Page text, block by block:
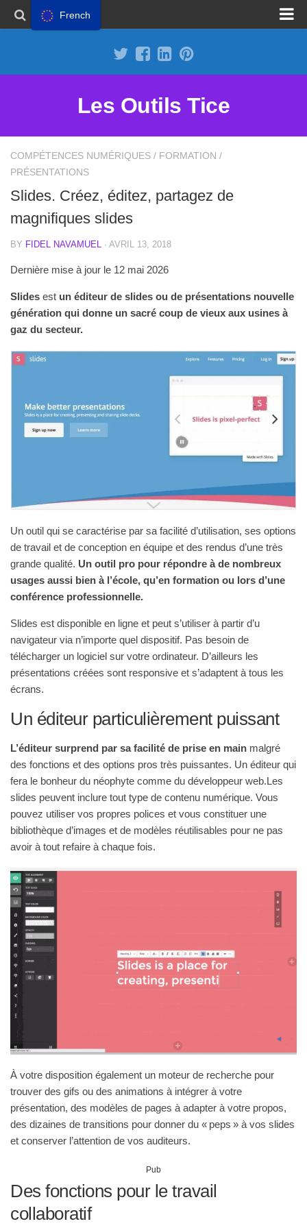
Les Outils Tice
COMPÉTENCES NUMÉRIQUES / FORMATION /
PRÉSENTATIONS
Slides. Créez, éditez, partagez de
magnifiques slides
BY FIDEL NAVAMUEL · AVRIL 13, 2018
Dernière mise à jour le 12 mai 2026
Slides est un éditeur de slides ou de présentations nouvelle
génération qui donne un sacré coup de vieux aux usines à
gaz du secteur.
Un outil qui se caractérise par sa facilité d’utilisation, ses options
de travail et de conception en équipe et des rendus d’une très
grande qualité. Un outil pro pour répondre à de nombreux
usages aussi bien à l’école, qu’en formation ou lors d’une
conférence professionnelle.
Slides est disponible en ligne et peut s’utiliser à partir d’u
navigateur via n’importe quel dispositif. Pas besoin de
télécharger un logiciel sur votre ordinateur. D’ailleurs les
présentations créées sont responsive et s’adaptent à tous les
écrans.
Un éditeur particulièrement puissant
L’éditeur surprend par sa facilité de prise en main malgré
des fonctions et des options pros très puissantes. Un éditeur qui
fera le bonheur du néophyte comme du développeur web.Les
slides peuvent inclure tout type de contenu numérique. Vous
pouvez utiliser vos propres polices et vous constituer une
bibliothèque d’images et de modèles réutilisables pour ne pas
avoir à tout refaire à chaque fois.
À votre disposition également un moteur de recherche pour
trouver des gifs ou des animations à intégrer à votre
présentation, des modèles de pages à adapter à votre propos,
des dizaines de transitions pour donner du « peps » à vos slides
et conserver l’attention de vos auditeurs.
Pub
Des fonctions pour le travail
collaboratif
French